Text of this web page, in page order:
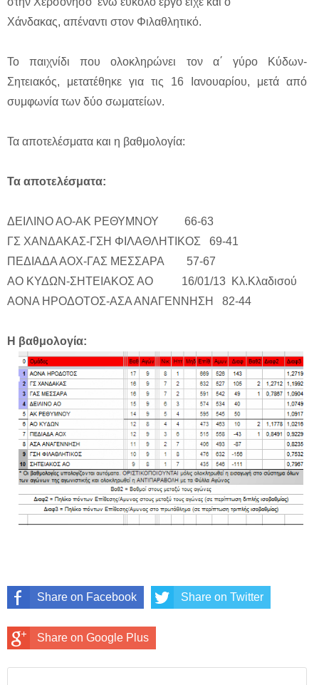
Χάνδακας, απέναντι στον Φιλαθλητικό.
Το παιχνίδι που ολοκληρώνει τον α΄ γύρο Κύδων-
Σητειακός, μετατέθηκε για τις 16 Ιανουαρίου, μετά από
συμφωνία των δύο σωματείων.
Τα αποτελέσματα και η βαθμολογία:
Τα αποτελέσματα:
ΔΕΙΛΙΝΟ ΑΟ-ΑΚ ΡΕΘΥΜΝΟΥ 66-63
ΓΣ ΧΑΝΔΑΚΑΣ-ΓΣΗ ΦΙΛΑΘΛΗΤΙΚΟΣ 69-41
ΠΕΔΙΑΔΑ ΑΟΧ-ΓΑΣ ΜΕΣΣΑΡΑ 57-67
ΑΟ ΚΥΔΩΝ-ΣΗΤΕΙΑΚΟΣ ΑΟ 16/01/13 Κλ.Κλαδισού
ΑΟΝΑ ΗΡΟΔΟΤΟΣ-ΑΣΑ ΑΝΑΓΕΝΝΗΣΗ 82-44
Η βαθμολογία:
Share on Facebook Share on Twitter
Share on Google Plus